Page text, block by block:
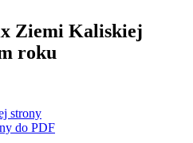
Ziemi Kaliskiej
roku
strony
do PDF